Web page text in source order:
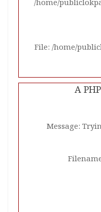
/home/
File: /home/
A
Message: